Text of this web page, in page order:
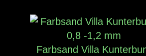
Farbsand Villa